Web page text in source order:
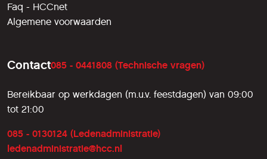
Faq - HCCnet
Algemene voorwaarden
Contact085 - 0441808 (Technische vragen)
Bereikbaar op werkdagen (m.u.v. feestdagen) van 09:00
tot 21:00
085 - 0130124 (Ledenadministratie)
ledenadministratie@hcc.nl